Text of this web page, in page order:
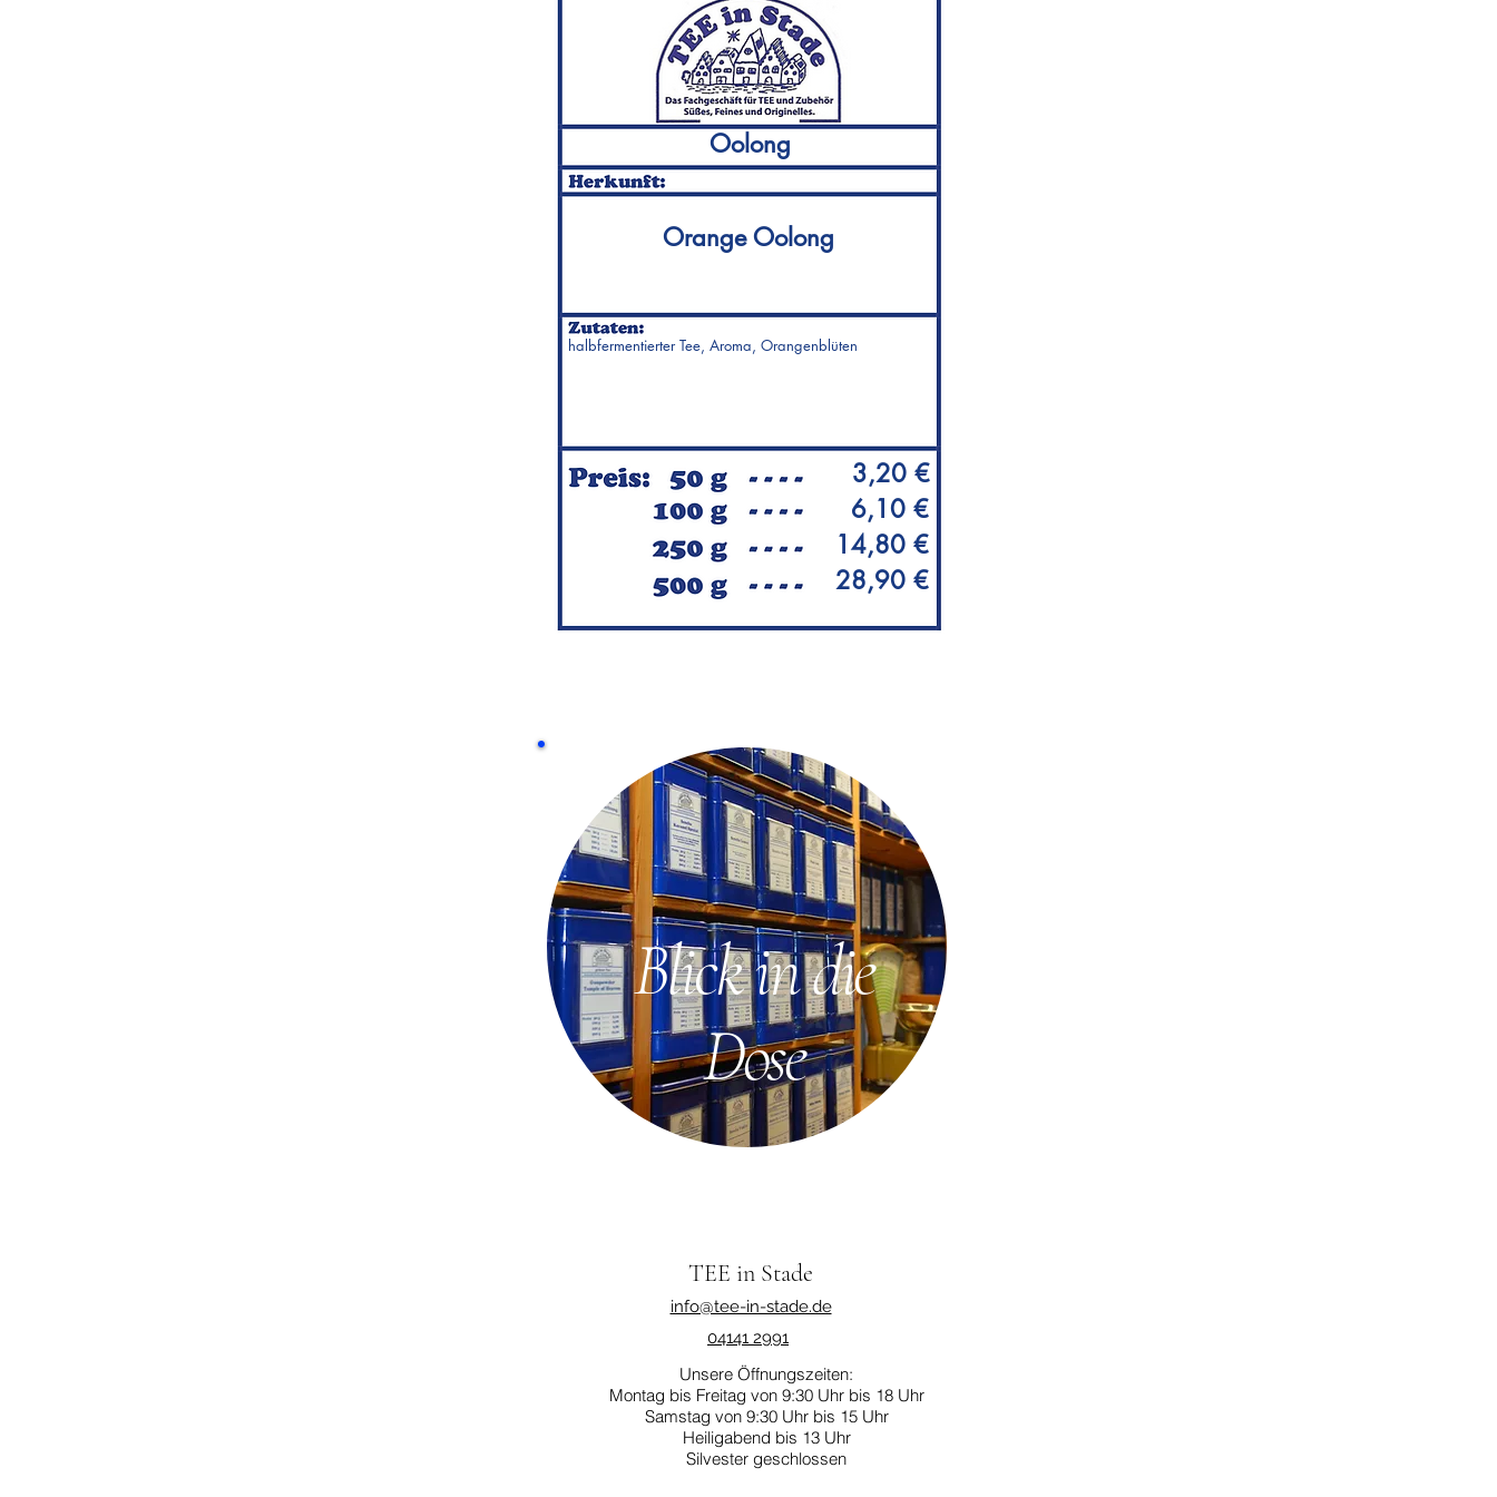
Oolong
Orange Oolong
halbfermentierter Tee, Aroma, Orangenblüten
3,20 €
6,10 €
14,80 €
28,90 €
Blick in die
Dose
TEE in Stade
info@tee-in-stade.de
04141 2991
Unsere Öffnungszeiten:
Montag bis Freitag von 9:30 Uhr bis 18 Uhr
Samstag von 9:30 Uhr bis 15 Uhr
Heiligabend bis 13 Uhr
Silvester geschlossen